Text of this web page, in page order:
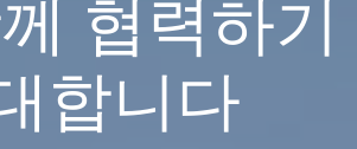
협력하기
합니다